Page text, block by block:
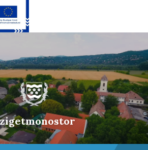
content
main
navigation
footer